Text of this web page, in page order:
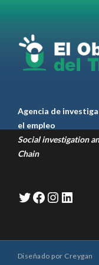
RT
1
Agencia de
el empleo
Social investigation
Chain
Twitter
Facebook
Diseñado por Creygan